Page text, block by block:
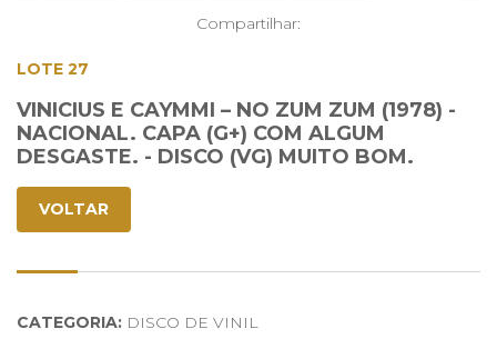
Compartilhar:
LOTE 27
VINICIUS E CAYMMI ‎– NO ZUM ZUM (1978) -
NACIONAL. CAPA (G+) COM ALGUM
DESGASTE. - DISCO (VG) MUITO BOM.
VOLTAR
CATEGORIA: DISCO DE VINIL